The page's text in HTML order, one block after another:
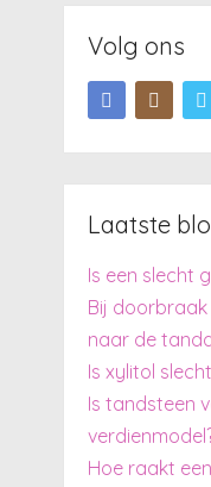
Volg ons
Laatste
Is een slecht
Bij
naar de
Is xylitol
Is tandsteen
Hoe raakt